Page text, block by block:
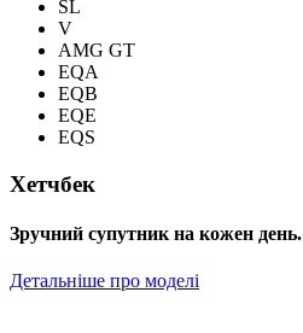
SL
V
AMG GT
EQA
EQB
EQE
EQS
Хетчбек
Зручний супутник на кожен день.
Детальніше про моделі